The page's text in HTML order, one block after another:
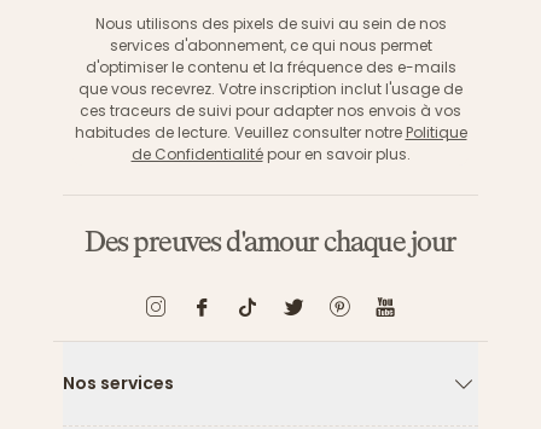
Nous utilisons des pixels de suivi au sein de nos
services d'abonnement, ce qui nous permet
d'optimiser le contenu et la fréquence des e-mails
que vous recevrez. Votre inscription inclut l'usage de
ces traceurs de suivi pour adapter nos envois à vos
habitudes de lecture. Veuillez consulter notre Politique
de Confidentialitépour en savoir plus.
Des preuves d'amour chaque jour
Nos services